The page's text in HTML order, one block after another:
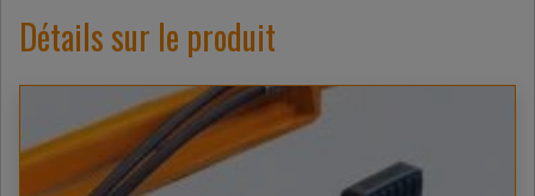
Détails sur le produit